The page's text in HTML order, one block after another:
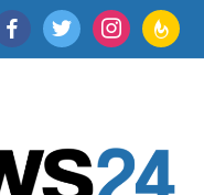
twitter instagram